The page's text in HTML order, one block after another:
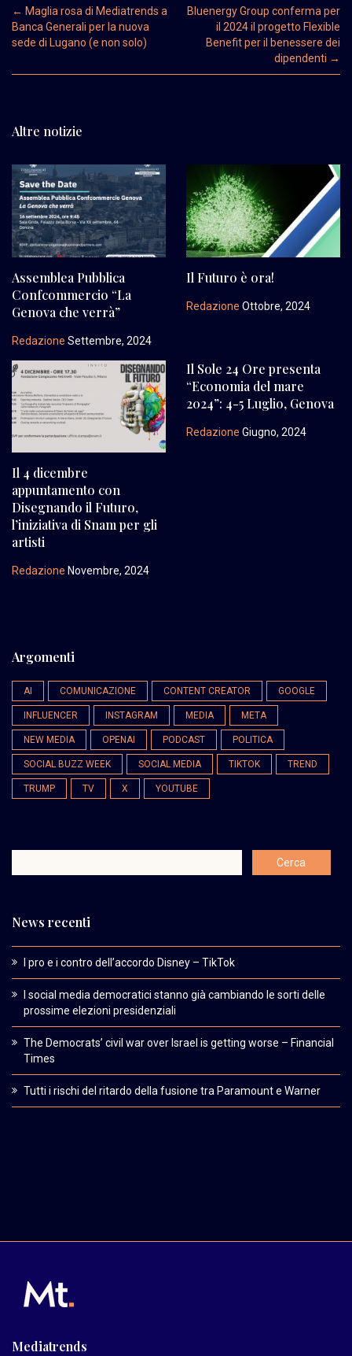
Post navigation
← Maglia rosa di Mediatrends a
Banca Generali per la nuova
sede di Lugano (e non solo)
Bluenergy Group conferma per
il 2024 il progetto Flexible
Benefit per il benessere dei
dipendenti →
Altre notizie
Assemblea Pubblica
Confcommercio “La
Genova che verrà”
Redazione Settembre, 2024
Il Futuro è ora!
Redazione Ottobre, 2024
Il 4 dicembre
appuntamento con
Disegnando il Futuro,
l’iniziativa di Snam per gli
artisti
Redazione Novembre, 2024
Il Sole 24 Ore presenta
“Economia del mare
2024”: 4-5 Luglio, Genova
Redazione Giugno, 2024
Argomenti
AI COMUNICAZIONE CONTENT CREATOR GOOGLE
INFLUENCER INSTAGRAM MEDIA META
NEW MEDIA OPENAI PODCAST POLITICA
SOCIAL BUZZ WEEK SOCIAL MEDIA TIKTOK TREND
TRUMP TV X YOUTUBE
News recenti
I pro e i contro dell’accordo Disney – TikTok
I social media democratici stanno già cambiando le sorti delle
prossime elezioni presidenziali
The Democrats’ civil war over Israel is getting worse – Financial
Times
Tutti i rischi del ritardo della fusione tra Paramount e Warner
Mediatrends